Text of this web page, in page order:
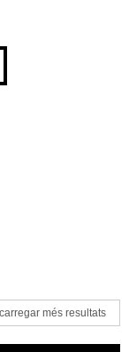
carregar més resultats